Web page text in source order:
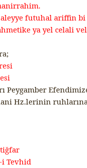
futuhal ariffin
ya yel celali
Peygamber
Hz.lerinin
Tevhid